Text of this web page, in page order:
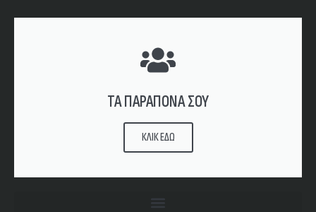
ΤΑ ΠΑΡΑΠΟΝΑ ΣΟΥ
ΚΛΙΚ ΕΔΩ